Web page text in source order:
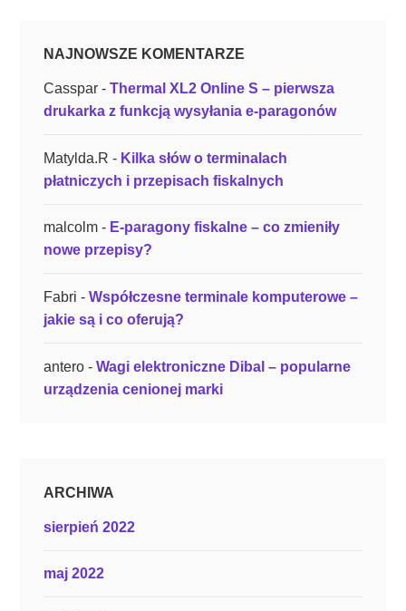
j
NAJNOWSZE KOMENTARZE
Casspar- Thermal XL2 Online S – pierwsza
drukarka z funkcją wysyłania e-paragonów
Matylda.R - Kilka słów o terminalach
płatniczych i przepisach fiskalnych
malcolm- E-paragony fiskalne – co zmieniły
nowe przepisy?
Fabri - Współczesne terminale komputerowe –
jakie są i co oferują?
antero- Wagi elektroniczne Dibal – popularne
urządzenia cenionej marki
ARCHIWA
sierpień 2022
maj 2022